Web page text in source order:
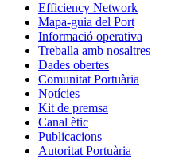
Efficiency Network
Mapa-guia del Port
Informació operativa
Treballa amb nosaltres
Dades obertes
Comunitat Portuària
Notícies
Kit de premsa
Canal ètic
Publicacions
Autoritat Portuària